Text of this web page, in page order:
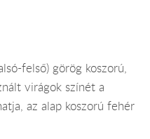
felső) görög koszorú,
virágok színét a
az alap koszorú fehér